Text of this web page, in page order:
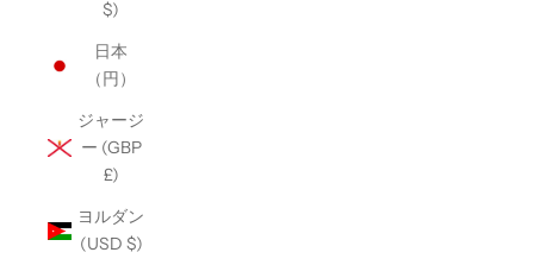
$)
日本
（円）
ジャージ
ー (GBP
£)
ヨルダン
(USD $)